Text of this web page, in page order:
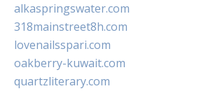
alkaspringswater.com
318mainstreet8h.com
lovenailsspari.com
oakberry-kuwait.com
quartzliterary.com